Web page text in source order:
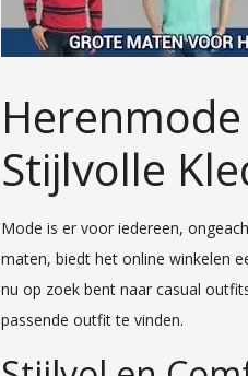
Stijlvolle
Mode is er voor iedereen,
maten, biedt het online winkelen
nu op zoek bent naar casual
passende outfit te vinden.